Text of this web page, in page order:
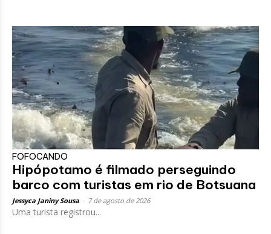
FOFOCANDO
Hipópotamo é filmado perseguindo
barco com turistas em rio de Botsuana
Jessyca Janiny Sousa 7 de agosto de 2026
Uma turista registrou...